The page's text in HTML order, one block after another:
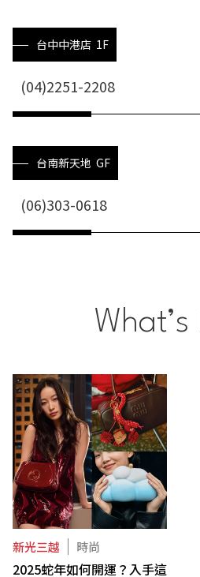
台中中港店 1F
(04)2251-2208
台南新天地 GF
(06)303-0618
What’s
新光三越 時尚
2025蛇年如何開運？入手這